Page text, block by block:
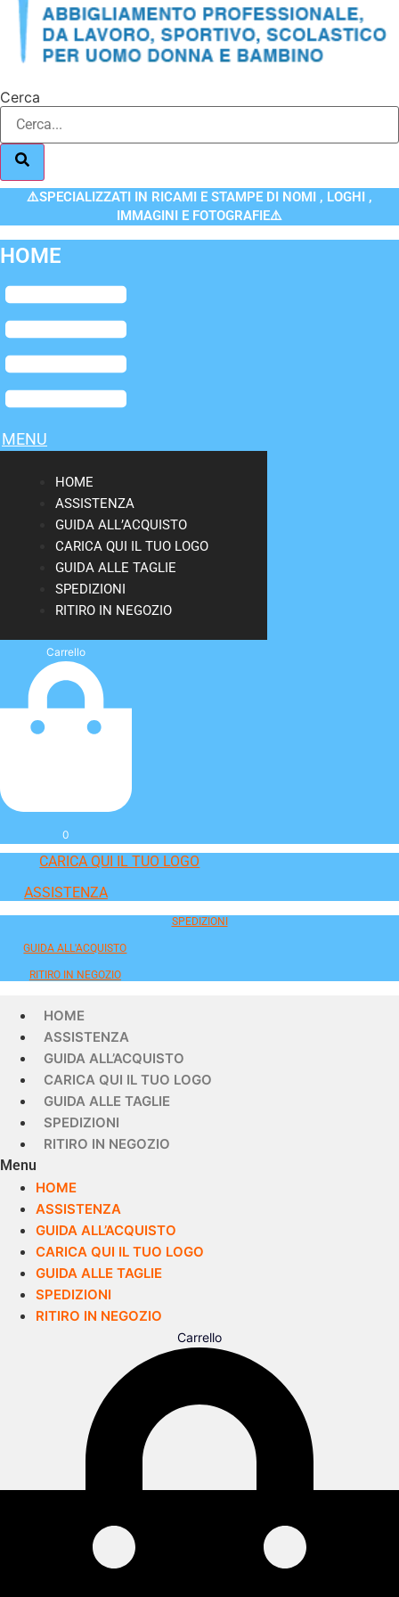
Cerca
⚠️SPECIALIZZATI IN RICAMI E STAMPE DI NOMI , LOGHI ,
IMMAGINI E FOTOGRAFIE⚠️
HOME
Flyout
Menu
MENU
HOME
ASSISTENZA
GUIDA ALL’ACQUISTO
CARICA QUI IL TUO LOGO
GUIDA ALLE TAGLIE
SPEDIZIONI
RITIRO IN NEGOZIO
Carrello
0
CARICA QUI IL TUO LOGO
ASSISTENZA
SPEDIZIONI
GUIDA ALL'ACQUISTO
RITIRO IN NEGOZIO
HOME
ASSISTENZA
GUIDA ALL’ACQUISTO
CARICA QUI IL TUO LOGO
GUIDA ALLE TAGLIE
SPEDIZIONI
RITIRO IN NEGOZIO
Menu
HOME
ASSISTENZA
GUIDA ALL’ACQUISTO
CARICA QUI IL TUO LOGO
GUIDA ALLE TAGLIE
SPEDIZIONI
RITIRO IN NEGOZIO
Carrello